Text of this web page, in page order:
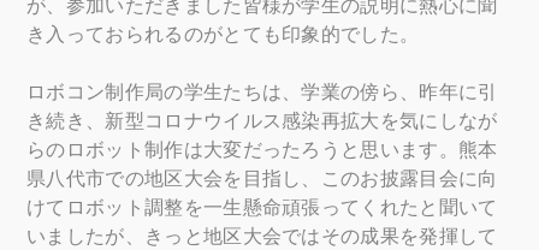
が、参加いただきました皆様が学生の説明に熱心に聞
き入っておられるのがとても印象的でした。
ロボコン制作局の学生たちは、学業の傍ら、昨年に引
き続き、新型コロナウイルス感染再拡大を気にしなが
らのロボット制作は大変だったろうと思います。熊本
県八代市での地区大会を目指し、このお披露目会に向
けてロボット調整を一生懸命頑張ってくれたと聞いて
いましたが、きっと地区大会ではその成果を発揮して